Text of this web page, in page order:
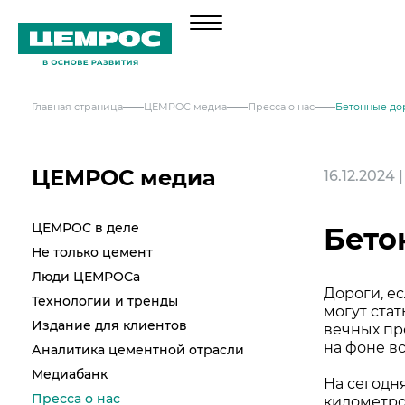
Главная страница ЦЕМРОС медиа Пресса о нас Бетонные
ЦЕМРОС медиа
ЦЕМРОС в деле
Не только цемент
Люди ЦЕМРОСа
Технологии и тренды
Издание для клиентов
Аналитика цементной отрасли
Медиабанк
Пресса о нас
16.12.2024
Дороги,
могут
вечных
на фоне
На
География активов
Наши компетенции и возможности
Решения по сегментам строительства
Продукция
Портландцемент ЦЕМРОС 500 ЭКСТРА
Портландцемент ЦЕМРОС 400 ПЛЮС
Примеры приготовления строительных
Иные строительные материалы
Услуги
Техническая поддержка
Сервисная поддержка
Проектная поддержка
Мобильные лаборатории
Инвесторам
Выпуск 1
Выпуск 2
Устойчивое развитие
Охрана труда и здоровья
Наши люди
Закупки